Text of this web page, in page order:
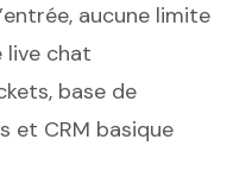
aucune limite
live chat
base de
et CRM basique